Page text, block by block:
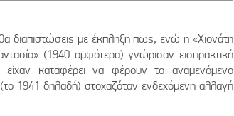
θα διαπιστώσεις με έκπληξη πως, ενώ η «Χιονάτη
(1940 αμφότερα) γνώρισαν εισπρακτική
είχαν καταφέρει να φέρουν το αναμενόμενο
1941 δηλαδή) στοχαζόταν ενδεχόμενη αλλαγή